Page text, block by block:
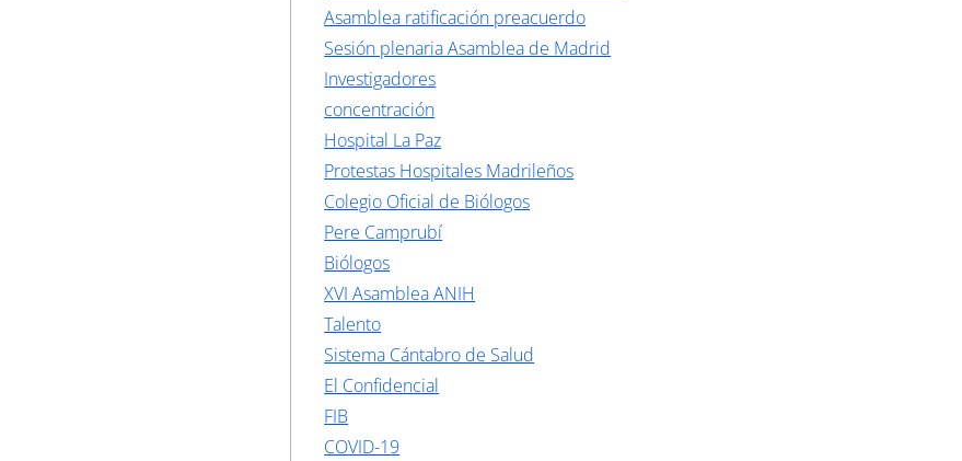
Asamblea ratificación preacuerdo
Sesión plenaria Asamblea de Madrid
Investigadores
concentración
Hospital La Paz
Protestas Hospitales Madrileños
Colegio Oficial de Biólogos
Pere Camprubí
Biólogos
XVI Asamblea ANIH
Talento
Sistema Cántabro de Salud
El Confidencial
FIB
COVID-19